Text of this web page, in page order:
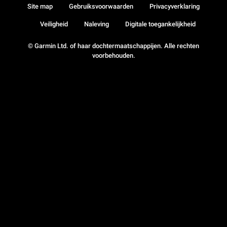
© Garmin Ltd. of haar dochtermaatschappijen. Alle rechten
voorbehouden.
Site map Gebruiksvoorwaarden Privacyverklaring
Veiligheid Naleving Digitale toegankelijkheid